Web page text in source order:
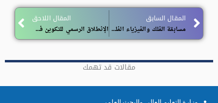
Prev
المقال السابق
مسابقة الفلك والفيزياء الفلكية الدولية
المقال اللاحق
الإنطلاق الرسمي للتكوين في الدكتوراه بعنوان السنة الجامعية 2024-2025
مقالات قد تهمك